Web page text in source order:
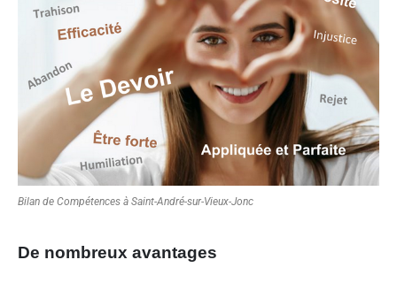
Bilan de Compétences à Saint-André-sur-Vieux-Jonc
De nombreux avantages